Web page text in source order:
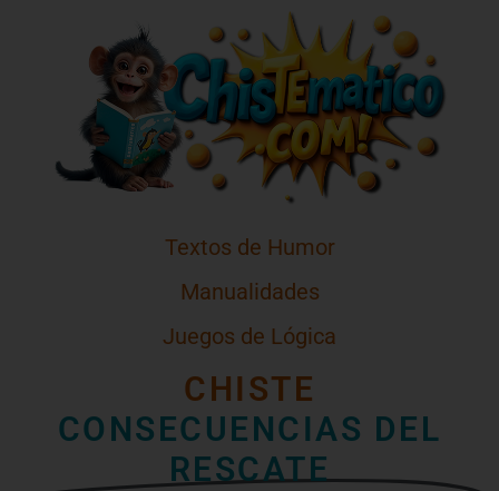
Textos de Humor
Manualidades
Juegos de Lógica
CHISTE
CONSECUENCIAS DEL
RESCATE